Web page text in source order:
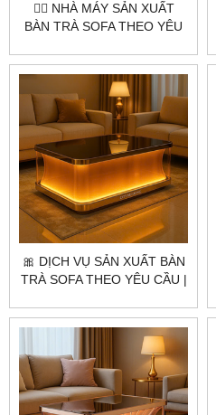
👷‍♂️ NHÀ MÁY SẢN XUẤT
BÀN TRÀ SOFA THEO YÊU
OCEAN BLUE LUXE
🎀 DỊCH VỤ SẢN XUẤT BÀN
TRÀ SOFA THEO YÊU CẦU |
ÁNH SÁNG HOÀNG GIA